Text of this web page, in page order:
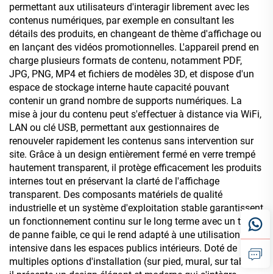
permettant aux utilisateurs d'interagir librement avec les
contenus numériques, par exemple en consultant les
détails des produits, en changeant de thème d'affichage ou
en lançant des vidéos promotionnelles. L'appareil prend en
charge plusieurs formats de contenu, notamment PDF,
JPG, PNG, MP4 et fichiers de modèles 3D, et dispose d'un
espace de stockage interne haute capacité pouvant
contenir un grand nombre de supports numériques. La
mise à jour du contenu peut s'effectuer à distance via WiFi,
LAN ou clé USB, permettant aux gestionnaires de
renouveler rapidement les contenus sans intervention sur
site. Grâce à un design entièrement fermé en verre trempé
hautement transparent, il protège efficacement les produits
internes tout en préservant la clarté de l'affichage
transparent. Des composants matériels de qualité
industrielle et un système d'exploitation stable garantissent
un fonctionnement continu sur le long terme avec un taux
de panne faible, ce qui le rend adapté à une utilisation
intensive dans les espaces publics intérieurs. Doté de
multiples options d'installation (sur pied, mural, sur table),